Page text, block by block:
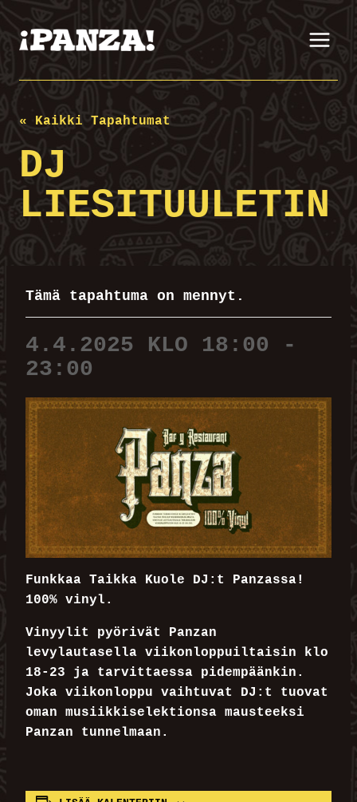
sisältöön
« Kaikki Tapahtumat
DJ
LIESITUULETIN
Tämä tapahtuma on mennyt.
4.4.2025 KLO 18:00 -
23:00
Funkkaa Taikka Kuole DJ:t Panzassa!
100% vinyl.
Vinyylit pyörivät Panzan
levylautasella viikonloppuiltaisin klo
18-23 ja tarvittaessa pidempäänkin.
Joka viikonloppu vaihtuvat DJ:t tuovat
oman musiikkiselektionsa mausteeksi
Panzan tunnelmaan.